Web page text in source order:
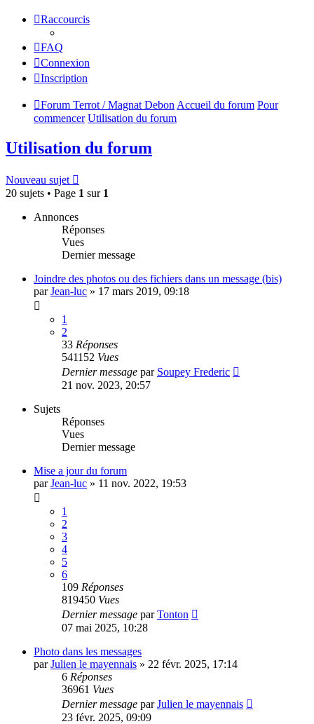
Raccourcis
FAQ
Connexion
Inscription
Forum Terrot / Magnat Debon Accueil du forum Pour
commencer Utilisation du forum
Utilisation du forum
Nouveau sujet
20 sujets • Page 1 sur 1
Annonces
Réponses
Vues
Dernier message
Joindre des photos ou des fichiers dans un message (bis)
parJean-luc » 17 mars 2019, 09:18
1
2
33 Réponses
541152 Vues
Dernier message par Soupey Frederic
21 nov. 2023, 20:57
Sujets
Réponses
Vues
Dernier message
Mise a jour du forum
parJean-luc » 11 nov. 2022, 19:53
1
2
3
4
5
6
109 Réponses
819450 Vues
Dernier message parTonton
07 mai 2025, 10:28
Photo dans les messages
parJulien le mayennais » 22 févr. 2025, 17:14
6 Réponses
36961 Vues
Dernier message parJulien le mayennais
23 févr. 2025, 09:09